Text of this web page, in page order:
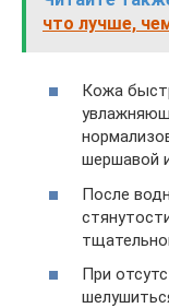
что лучше,
Кожа
шершавой
После
При